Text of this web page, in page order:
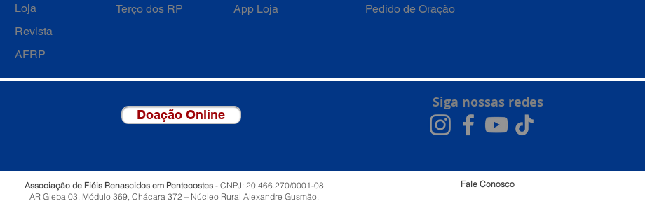
Loja
Revista
AFRP
Terço dos RP
App Loja
Pedido de Oração
Doação Online
Siga nossas redes
Associação de Fiéis Renascidos em Pentecostes- CNPJ: 20.466.270/0001-08
AR Gleba 03, Módulo 369, Chácara 372 – Núcleo Rural Alexandre Gusmão.
Fale Conosco